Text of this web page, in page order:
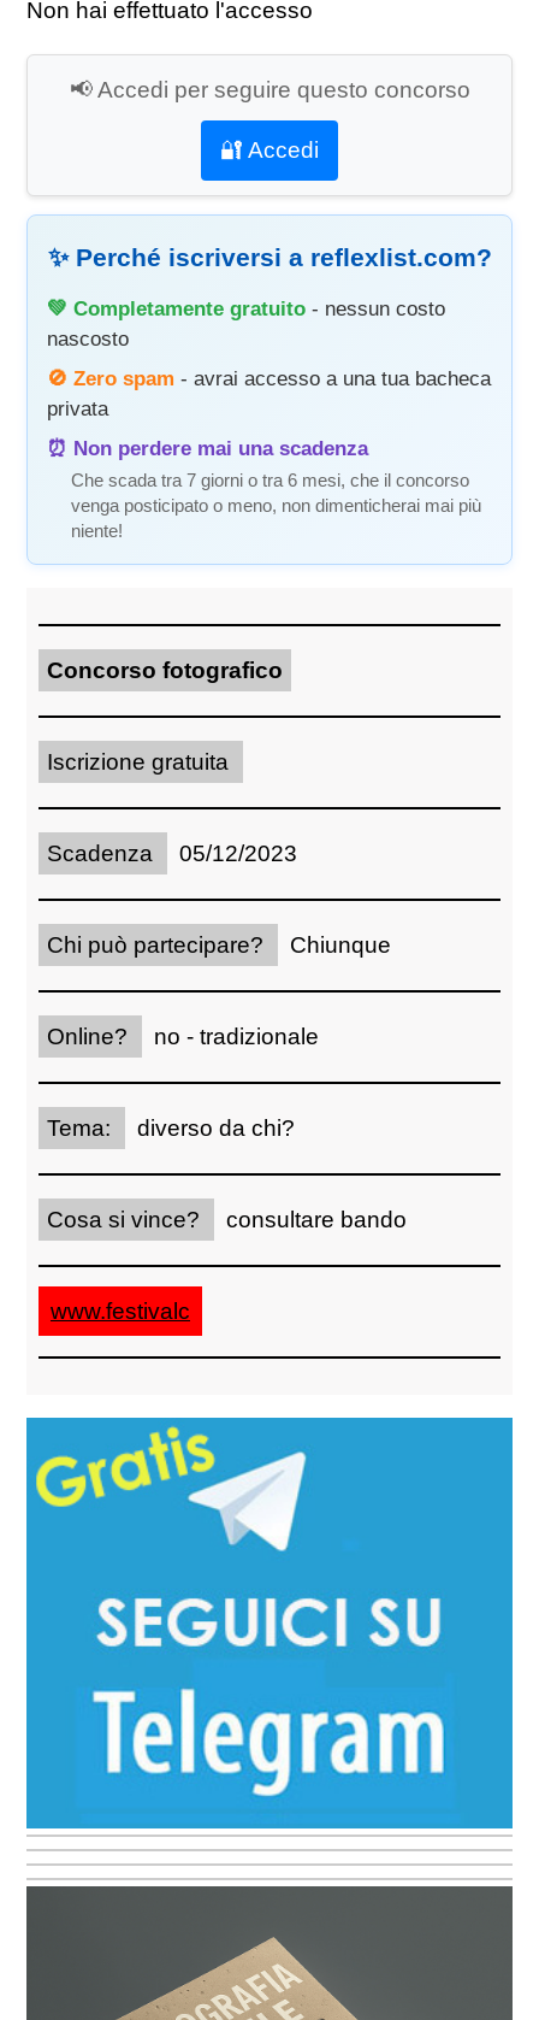
Non hai effettuato l'accesso
📢 Accedi per seguire questo concorso
🔐 Accedi
✨ Perché iscriversi a reflexlist.com?
💚 Completamente gratuito - nessun costo
nascosto
🚫 Zero spam - avrai accesso a una tua bacheca
privata
⏰ Non perdere mai una scadenza
Che scada tra 7 giorni o tra 6 mesi, che il concorso
venga posticipato o meno, non dimenticherai mai più
niente!
Concorso fotografico
Iscrizione gratuita
Scadenza 05/12/2023
Chi può partecipare? Chiunque
Online? no - tradizionale
Tema: diverso da chi?
Cosa si vince? consultare bando
www.festivalc